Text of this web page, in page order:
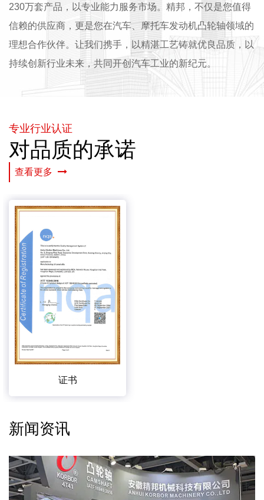
230万套产品，以专业能力服务市场。精邦，不仅是您值得
信赖的供应商，更是您在汽车、摩托车发动机凸轮轴领域的
理想合作伙伴。让我们携手，以精湛工艺铸就优良品质，以
持续创新行业未来，共同开创汽车工业的新纪元。
专业行业认证
对品质的承诺
查看更多
证书
新闻资讯